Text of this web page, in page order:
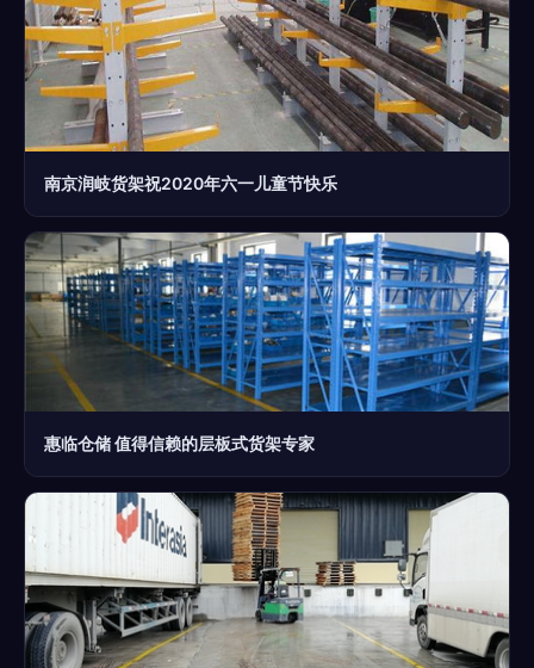
南京润岐货架祝2020年六一儿童节快乐
惠临仓储 值得信赖的层板式货架专家